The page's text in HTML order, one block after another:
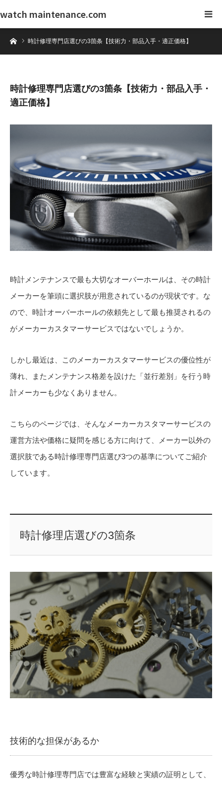
watch maintenance.com
ホーム時計修理専門店選びの3箇条【技術力・部品入手・適正価格】
時計修理専門店選びの3箇条【技術力・部品入手・
適正価格】
時計メンテナンスで最も大切なオーバーホールは、その時計
メーカーを筆頭に選択肢が用意されているのが現状です。な
ので、時計オーバーホールの依頼先として最も推奨されるの
がメーカーカスタマーサービスではないでしょうか。
しかし最近は、このメーカーカスタマーサービスの優位性が
薄れ、またメンテナンス格差を設けた「並行差別」を行う時
計メーカーも少なくありません。
こちらのページでは、そんなメーカーカスタマーサービスの
運営方法や価格に疑問を感じる方に向けて、メーカー以外の
選択肢である時計修理専門店選び3つの基準についてご紹介
しています。
時計修理店選びの3箇条
技術的な担保があるか
優秀な時計修理専門店では豊富な経験と実績の証明として、